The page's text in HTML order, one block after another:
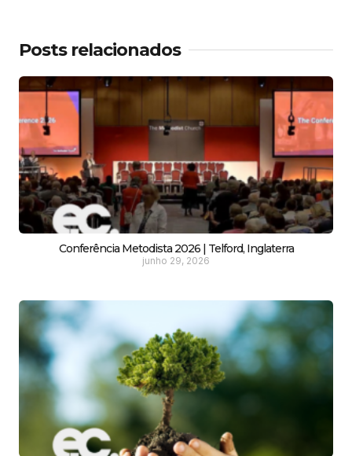
Posts relacionados
Conferência Metodista 2026 | Telford, Inglaterra
junho 29, 2026